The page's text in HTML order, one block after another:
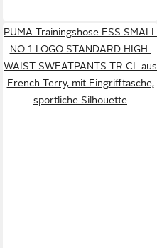
PUMA Trainingshose ESS SMALL
NO 1 LOGO STANDARD HIGH-
WAIST SWEATPANTS TR CL aus
French Terry, mit Eingrifftasche,
sportliche Silhouette